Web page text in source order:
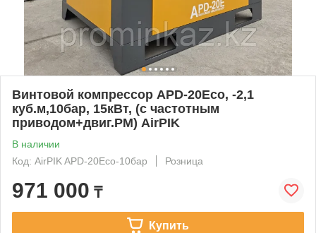
Винтовой компрессор APD-20Eco, -2,1
куб.м,10бар, 15кВт, (с частотным
приводом+двиг.PM) AirPIK
В наличии
Код: AirPIK APD-20Eco-10бар
Розница
971 000 ₸
Купить